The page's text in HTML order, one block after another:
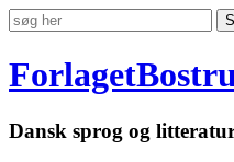
Dansk sprog og